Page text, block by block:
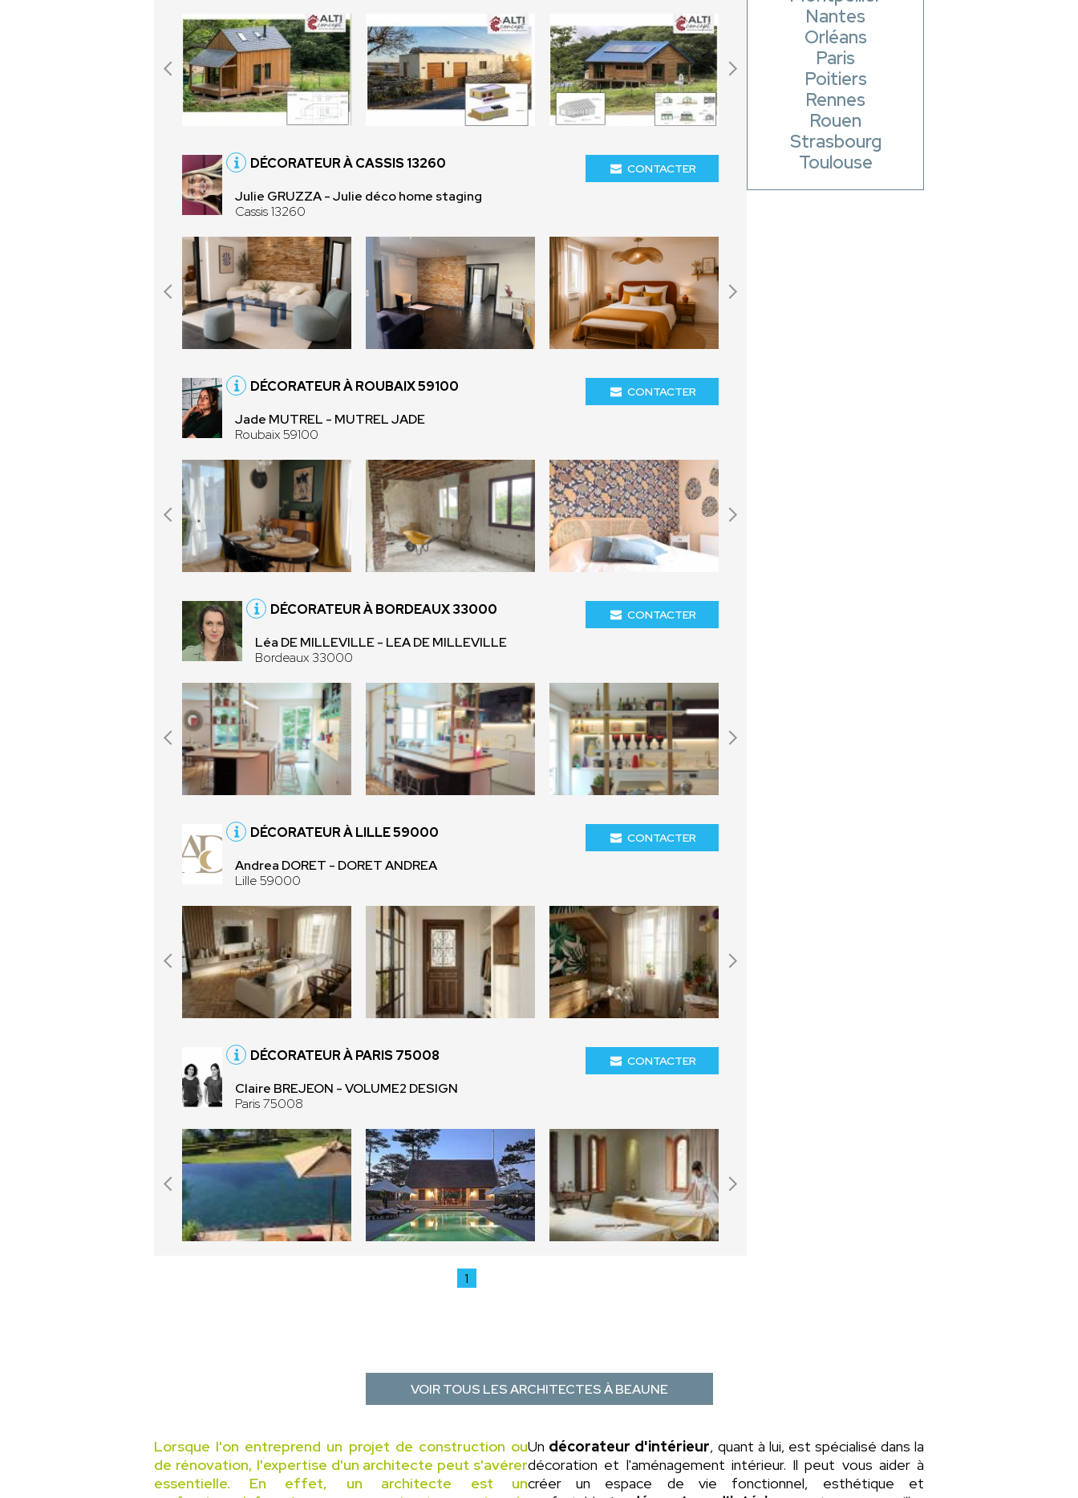
DÉCORATEUR À CASSIS 13260
Julie GRUZZA - Julie déco home staging
Cassis 13260
CONTACTER
DÉCORATEUR À ROUBAIX 59100
Jade MUTREL - MUTREL JADE
Roubaix 59100
CONTACTER
DÉCORATEUR À BORDEAUX 33000
Léa DE MILLEVILLE - LEA DE MILLEVILLE
Bordeaux 33000
CONTACTER
DÉCORATEUR À LILLE 59000
Andrea DORET - DORET ANDREA
Lille 59000
CONTACTER
DÉCORATEUR À PARIS 75008
Claire BREJEON - VOLUME2 DESIGN
Paris 75008
CONTACTER
1
Nantes
Orléans
Paris
Poitiers
Rennes
Rouen
Strasbourg
Toulouse
VOIR TOUS LES ARCHITECTES À BEAUNE
Lorsque l'on entreprend un projet de construction ou
de rénovation, l'expertise d'un architecte peut s'avérer
essentielle. En effet, un architecte est un
Un décorateur d'intérieur, quant à lui, est spécialisé dans la
décoration et l'aménagement intérieur. Il peut vous aider à
créer un espace de vie fonctionnel, esthétique et